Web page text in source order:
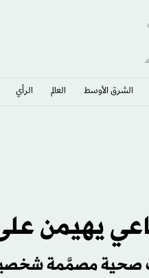
الشرق الأوسط​ العالم الرأي
يهيمن
صحية مصمَّمة